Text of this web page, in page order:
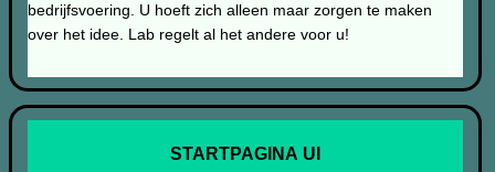
bedrijfsvoering. U hoeft zich alleen maar zorgen te maken
over het idee. Lab regelt al het andere voor u!
STARTPAGINA UI